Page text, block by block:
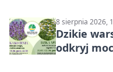
8 sierpnia 2026,
Dzikie
odkryj